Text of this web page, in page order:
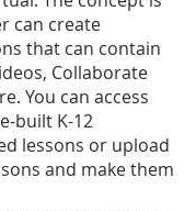
can create
that can contain
Collaborate
You can access
built K-12
lessons or upload
and make them